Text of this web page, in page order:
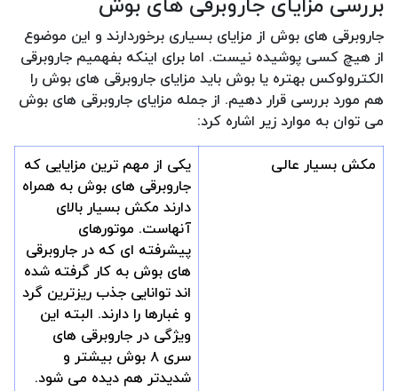
جاروبرقی های بوش از مزایای بسیاری برخوردارند و این موضوع
از هیچ کسی پوشیده نیست. اما برای اینکه بفهمیم جاروبرقی
الکترولوکس بهتره یا بوش باید مزایای جاروبرقی های بوش را
هم مورد بررسی قرار دهیم. از جمله مزایای جاروبرقی های بوش
می توان به موارد زیر اشاره کرد:
مکش بسیار عالی
یکی از مهم ترین مزایایی که
جاروبرقی های بوش به همراه
دارند مکش بسیار بالای
آنهاست. موتورهای
پیشرفته ای که در جاروبرقی
های بوش به کار گرفته شده
اند توانایی جذب ریزترین گرد
و غبارها را دارند. البته این
ویژگی در جاروبرقی های
سری ۸ بوش بیشتر و
شدیدتر هم دیده می شود.